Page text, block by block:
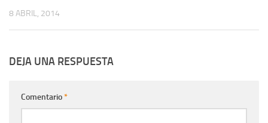
8 ABRIL, 2014
DEJA UNA RESPUESTA
Comentario*